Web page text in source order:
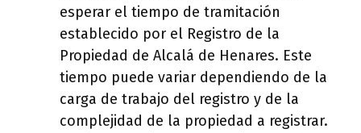
esperar el tiempo de tramitación
establecido por el Registro de la
Propiedad de Alcalá de Henares. Este
tiempo puede variar dependiendo de la
carga de trabajo del registro y de la
complejidad de la propiedad a registrar.